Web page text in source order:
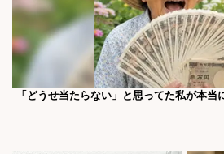
「どうせ当たらない」と思ってた私が本当